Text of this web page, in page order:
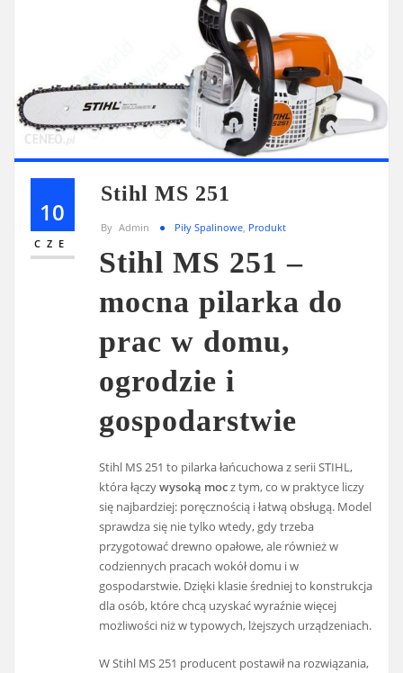
10
CZE
Stihl MS 251
By Admin Piły Spalinowe Produkt
Stihl MS 251 –
mocna pilarka do
prac w domu,
ogrodzie i
gospodarstwie
Stihl MS 251 to pilarka łańcuchowa z serii STIHL,
która łączywysoką mocz tym, co w praktyce liczy
się najbardziej: poręcznością i łatwą obsługą. Model
sprawdza się nie tylko wtedy, gdy trzeba
przygotować drewno opałowe, ale również w
codziennych pracach wokół domu i w
gospodarstwie. Dzięki klasie średniej to konstrukcja
dla osób, które chcą uzyskać wyraźnie więcej
możliwości niż w typowych, lżejszych urządzeniach.
W Stihl MS 251 producent postawił na rozwiązania,